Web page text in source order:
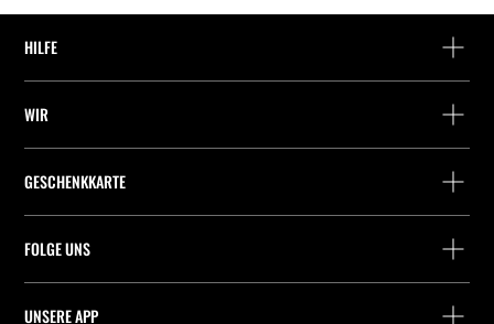
HILFE
Wo befindet sich deine Bestellung gerade?
Packstation-Finder
Präferenz-Cookies
WIR
Unternehmen
Company Profile
GESCHENKKARTE
Kauf einer Geschenkkarte
FOLGE UNS
UNSERE APP